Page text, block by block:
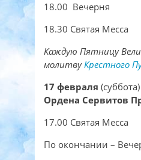
18.00 Вечерня
18.30 Святая Месса
Каждую Пятницу
молитвуКрестного
17 февраля
Ордена Сервитов
17.00 Святая Месса
По окончании –